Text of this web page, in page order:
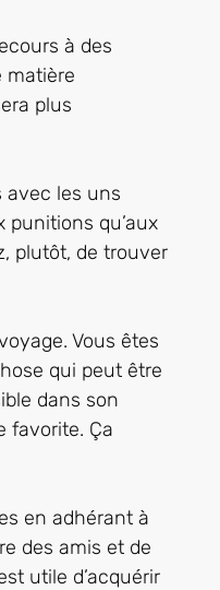
à des
matière
plus
avec les uns
punitions qu’aux
plutôt, de trouver
Vous êtes
qui peut être
dans son
favorite. Ça
en adhérant à
des amis et de
utile d’acquérir